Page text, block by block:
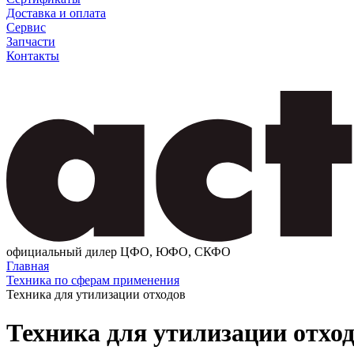
Доставка и оплата
Сервис
Запчасти
Контакты
официальный дилер ЦФО, ЮФО, СКФО
Главная
Техника по сферам применения
Техника для утилизации отходов
Техника для утилизации